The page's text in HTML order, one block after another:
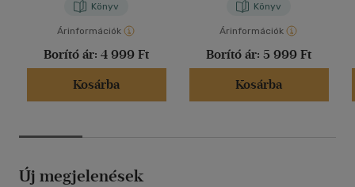
Könyv
Árinformációk
Borító ár: 4 999 Ft
Kosárba
Könyv
Árinformációk
Borító ár: 5 999 Ft
Kosárba
Új megjelenések